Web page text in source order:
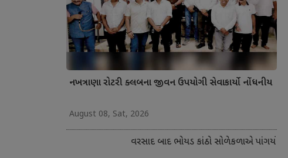
નખત્રાણા રોટરી ક્લબના જીવન ઉપયોગી સેવાકાર્યો નોંધનીય
August 08, Sat, 2026
વરસાદ બાદ ભોયડ કાંઠો સોળેકળાએ પાંગર્યો